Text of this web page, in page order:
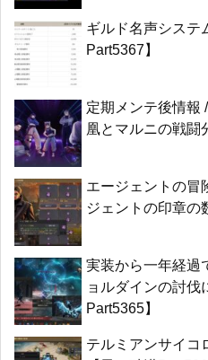
ギルド名声システ
Part5367】
定期メンテ後情報
凰とマルニの戦闘
エージェントの冒
ジェントの印章の
実装から一年経過
ョルダインの討
Part5365】
テルミアンサイコ